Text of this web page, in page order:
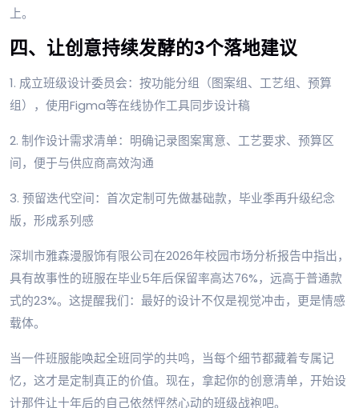
上。
四、让创意持续发酵的3个落地建议
1. 成立班级设计委员会：按功能分组（图案组、工艺组、预算
组），使用Figma等在线协作工具同步设计稿
2. 制作设计需求清单：明确记录图案寓意、工艺要求、预算区
间，便于与供应商高效沟通
3. 预留迭代空间：首次定制可先做基础款，毕业季再升级纪念
版，形成系列感
深圳市雅森漫服饰有限公司在2026年校园市场分析报告中指出，
具有故事性的班服在毕业5年后保留率高达76%，远高于普通款
式的23%。这提醒我们：最好的设计不仅是视觉冲击，更是情感
载体。
当一件班服能唤起全班同学的共鸣，当每个细节都藏着专属记
忆，这才是定制真正的价值。现在，拿起你的创意清单，开始设
计那件让十年后的自己依然怦然心动的班级战袍吧。